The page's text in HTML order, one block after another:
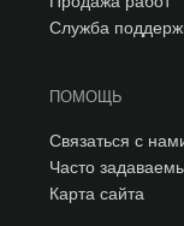
Служба
ПОМОЩЬ
Связаться с
Часто
Карта сайта